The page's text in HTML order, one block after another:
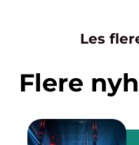
Les
Flere